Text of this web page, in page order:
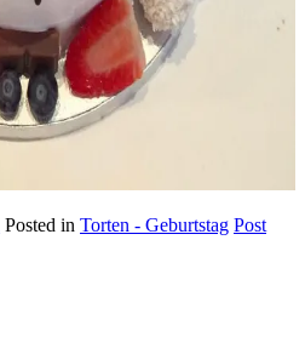
Posted in Torten - Geburtstag Post